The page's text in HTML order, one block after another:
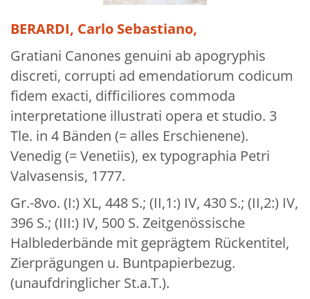
BERARDI, Carlo Sebastiano,
Gratiani Canones genuini ab apogryphis
discreti, corrupti ad emendatiorum codicum
fidem exacti, difficiliores commoda
interpretatione illustrati opera et studio. 3
Tle. in 4 Bänden (= alles Erschienene).
Venedig (= Venetiis), ex typographia Petri
Valvasensis, 1777.
Gr.-8vo. (I:) XL, 448 S.; (II,1:) IV, 430 S.; (II,2:) IV,
396 S.; (III:) IV, 500 S. Zeitgenössische
Halblederbände mit geprägtem Rückentitel,
Zierprägungen u. Buntpapierbezug.
(unaufdringlicher St.a.T.).